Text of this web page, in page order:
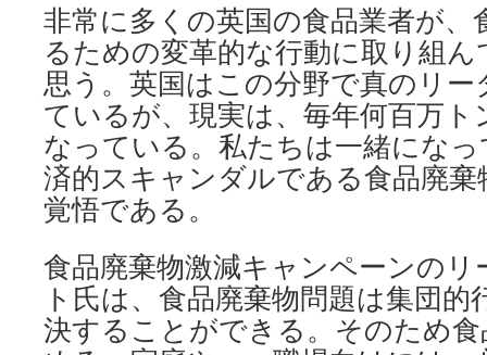
非常に多くの英国の食品業者が、
るための変革的な行動に取り組
思う。英国はこの分野で真のリ
ているが、現実は、毎年何百万
なっている。私たちは一緒にな
済的スキャンダルである食品廃
覚悟である。
食品廃棄物激減キャンペーンの
ト氏は、食品廃棄物問題は集団
決することができる。そのため